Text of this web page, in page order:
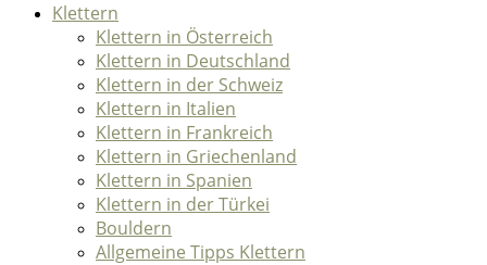
Klettern
Klettern in Österreich
Klettern in Deutschland
Klettern in der Schweiz
Klettern in Italien
Klettern in Frankreich
Klettern in Griechenland
Klettern in Spanien
Klettern in der Türkei
Bouldern
Allgemeine Tipps Klettern